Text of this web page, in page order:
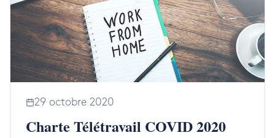
29 octobre 2020
Charte Télétravail COVID 2020